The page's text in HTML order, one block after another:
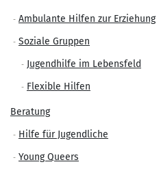
Ambulante Hilfen zur Erziehung
Soziale Gruppen
Jugendhilfe im Lebensfeld
Flexible Hilfen
Beratung
Hilfe für Jugendliche
Young Queers